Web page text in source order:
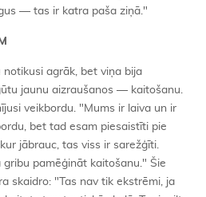
— tas ir katra paša ziņā."
agrāk, bet viņa bija
jaunu aizraušanos — kaitošanu.
veikbordu. "Mums ir laiva un ir
bet tad esam piesaistīti pie
jābrauc, tas viss ir sarežģīti.
gribu pamēģināt kaitošanu." Šie
skaidro: "Tas nav tik ekstrēmi, ja